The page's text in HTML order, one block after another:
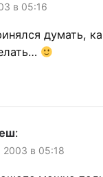
в 05:16
думать,
:
2003 в 05:18